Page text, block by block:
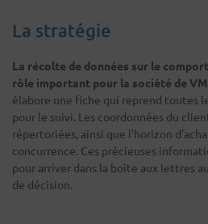
La stratégie
La récolte de données sur le
rôle important pour la société de
élabore une fiche qui reprend toutes
pour le suivi. Les coordonnées du
répertoriées, ainsi que l'horizon
concurrence. Ces précieuses
pour arriver dans la boîte aux lettres
de décision.